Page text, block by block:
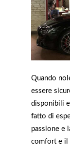
Quando
essere
disponibili
fatto di
passione e
comfort e il